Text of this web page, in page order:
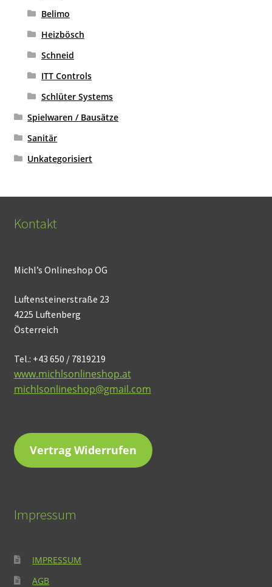
Belimo
Heizbösch
Schneid
ITT Controls
Schlüter Systems
Spielwaren / Bausätze
Sanitär
Unkategorisiert
Kontakt
Michl’s Onlineshop OG
Luftensteinerstraße 23
4225 Luftenberg
Österreich
Tel.: +43 650 / 7819219
www.michlsonlineshop.at
michlsonlineshop@gmail.com
Vertrag Widerrufen
Impressum
IMPRESSUM
AGB